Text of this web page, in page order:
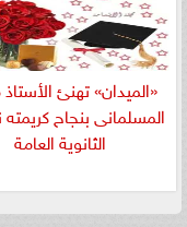
«الميدان» تهنئ
المسلمانى بنجاح
الثانوية العامة